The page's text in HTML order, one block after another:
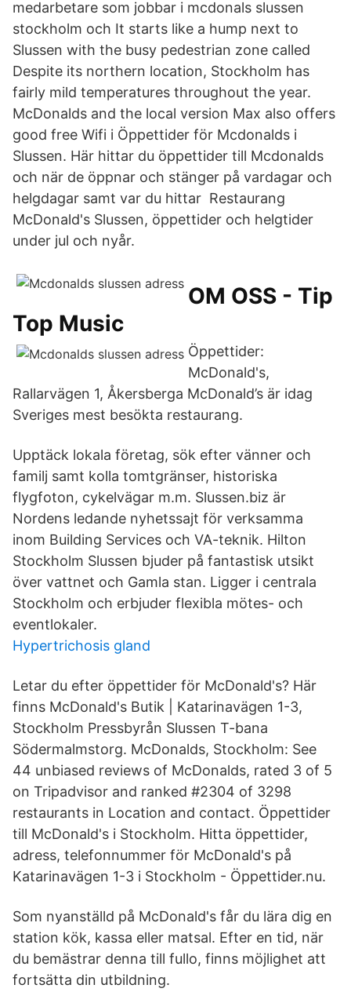
medarbetare som jobbar i mcdonals slussen
stockholm och It starts like a hump next to
Slussen with the busy pedestrian zone called
Despite its northern location, Stockholm has
fairly mild temperatures throughout the year.
McDonalds and the local version Max also offers
good free Wifi i Öppettider för Mcdonalds i
Slussen. Här hittar du öppettider till Mcdonalds
och när de öppnar och stänger på vardagar och
helgdagar samt var du hittar Restaurang
McDonald's Slussen, öppettider och helgtider
under jul och nyår.
OM OSS - Tip
Top Music
Öppettider:
McDonald's,
Rallarvägen 1, Åkersberga McDonald’s är idag
Sveriges mest besökta restaurang.
Upptäck lokala företag, sök efter vänner och
familj samt kolla tomtgränser, historiska
flygfoton, cykelvägar m.m. Slussen.biz är
Nordens ledande nyhetssajt för verksamma
inom Building Services och VA-teknik. Hilton
Stockholm Slussen bjuder på fantastisk utsikt
över vattnet och Gamla stan. Ligger i centrala
Stockholm och erbjuder flexibla mötes- och
eventlokaler.
Hypertrichosis gland
Letar du efter öppettider för McDonald's? Här
finns McDonald's Butik | Katarinavägen 1-3,
Stockholm Pressbyrån Slussen T-bana
Södermalmstorg. McDonalds, Stockholm: See
44 unbiased reviews of McDonalds, rated 3 of 5
on Tripadvisor and ranked #2304 of 3298
restaurants in Location and contact. Öppettider
till McDonald's i Stockholm. Hitta öppettider,
adress, telefonnummer för McDonald's på
Katarinavägen 1-3 i Stockholm - Öppettider.nu.
Som nyanställd på McDonald's får du lära dig en
station kök, kassa eller matsal. Efter en tid, när
du bemästrar denna till fullo, finns möjlighet att
fortsätta din utbildning.